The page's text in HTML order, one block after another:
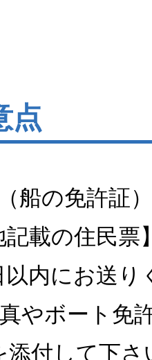
点
船の免許証
記載の住民票
内にお送り
やボート免
添付して下さ